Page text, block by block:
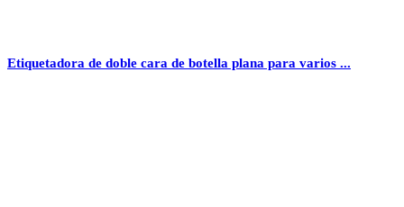
Etiquetadora de doble cara de botella plana para varios ...